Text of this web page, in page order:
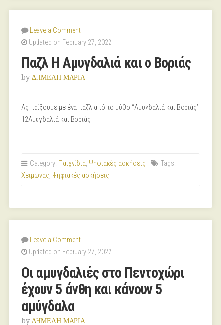
Leave a Comment
Updated on February 27, 2022
Παζλ Η Αμυγδαλιά και ο Βοριάς
by ΔΗΜΕΛΗ ΜΑΡΙΑ
Ας παίξουμε με ένα παζλ από το μύθο “Αμυγδαλιά και Βοριάς’
12Αμυγδαλιά και Βοριάς
Category: Παιχνίδια, Ψηφιακές ασκήσεις
Tags:
Χειμώνας, Ψηφιακές ασκήσεις
Leave a Comment
Updated on February 27, 2022
Οι αμυγδαλιές στο Πεντοχώρι
έχουν 5 άνθη και κάνουν 5
αμύγδαλα
by ΔΗΜΕΛΗ ΜΑΡΙΑ